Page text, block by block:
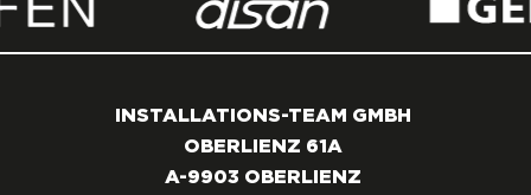
INSTALLATIONS-TEAM GMBH
OBERLIENZ 61A
A-9903 OBERLIENZ